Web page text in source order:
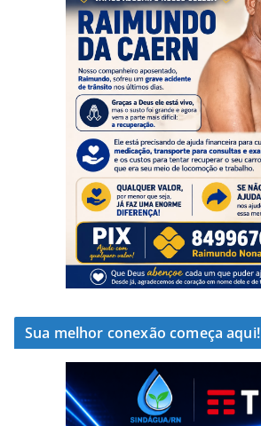
Sua melhor conexão começa aqui!